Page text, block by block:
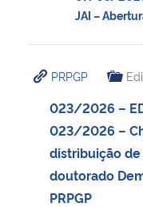
JAI –
PRPGP
023/2026 –
023/2026 –
distribuição
doutorado
PRPGP